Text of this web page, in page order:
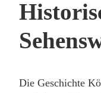
Die Geschichte